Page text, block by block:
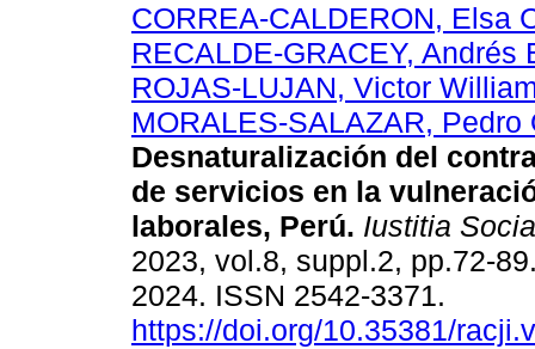
CORREA-CALDERON, Elsa
RECALDE-GRACEY, Andrés
ROJAS-LUJAN, Victor
MORALES-SALAZAR, Pedro
Desnaturalización del
de servicios en la
laborales, Perú. Iustitia
2023, vol.8, suppl.2, pp.72-
2024. ISSN 2542-3371.
https://doi.org/10.35381/